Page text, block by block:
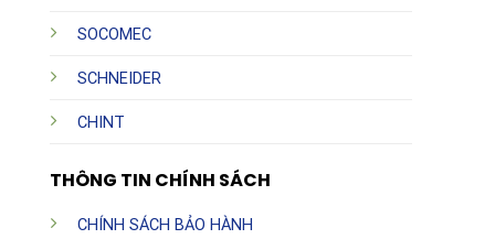
SOCOMEC
SCHNEIDER
CHINT
THÔNG TIN CHÍNH SÁCH
CHÍNH SÁCH BẢO HÀNH